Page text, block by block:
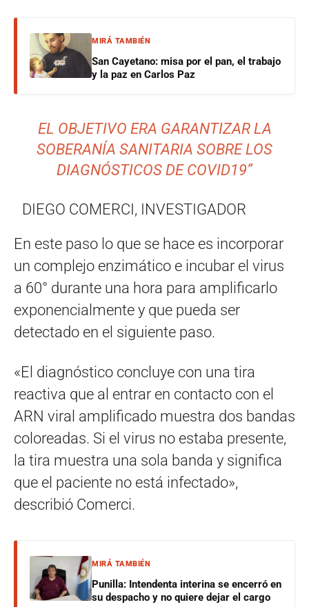
MIRÁ TAMBIÉN
San Cayetano: misa por el pan, el trabajo
y la paz en Carlos Paz
EL OBJETIVO ERA GARANTIZAR LA
SOBERANÍA SANITARIA SOBRE LOS
DIAGNÓSTICOS DE COVID19”
DIEGO COMERCI, INVESTIGADOR
En este paso lo que se hace es incorporar
un complejo enzimático e incubar el virus
a 60° durante una hora para amplificarlo
exponencialmente y que pueda ser
detectado en el siguiente paso.
«El diagnóstico concluye con una tira
reactiva que al entrar en contacto con el
ARN viral amplificado muestra dos bandas
coloreadas. Si el virus no estaba presente,
la tira muestra una sola banda y significa
que el paciente no está infectado»,
describió Comerci.
MIRÁ TAMBIÉN
Punilla: Intendenta interina se encerró en
su despacho y no quiere dejar el cargo